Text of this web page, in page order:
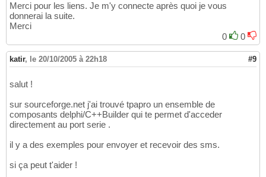
Merci pour les liens. Je m'y connecte après quoi je vous
donnerai la suite.
Merci
0
0
katir, le 20/10/2005 à 22h18 #9
salut !
sur sourceforge.net j'ai trouvé tpapro un ensemble de
composants delphi/C++Builder qui te permet d'acceder
directement au port serie .
il y a des exemples pour envoyer et recevoir des sms.
si ça peut t'aider !